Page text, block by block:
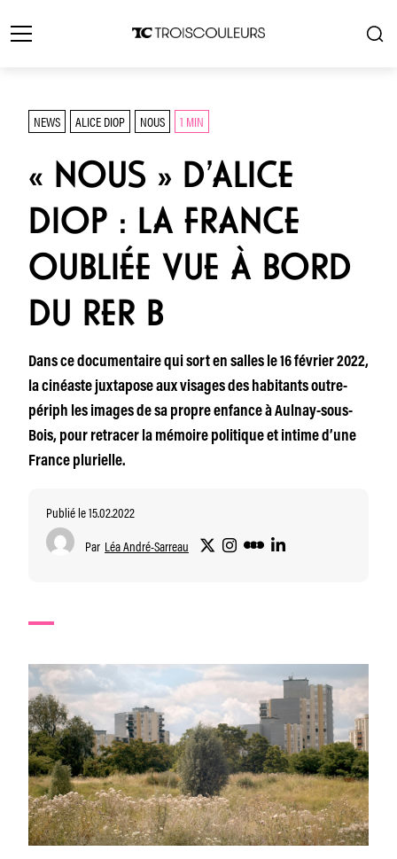
NEWS ALICE DIOP NOUS 1 MIN
« NOUS » D’ALICE
DIOP : LA FRANCE
OUBLIÉE VUE À BORD
DU RER B
Dans ce documentaire qui sort en salles le 16 février 2022,
la cinéaste juxtapose aux visages des habitants outre-
périph les images de sa propre enfance à Aulnay-sous-
Bois, pour retracer la mémoire politique et intime d’une
France plurielle.
Publié le 15.02.2022
Par Léa André-Sarreau